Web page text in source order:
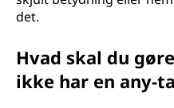
det.
Hvad skal du
ikke har en any-